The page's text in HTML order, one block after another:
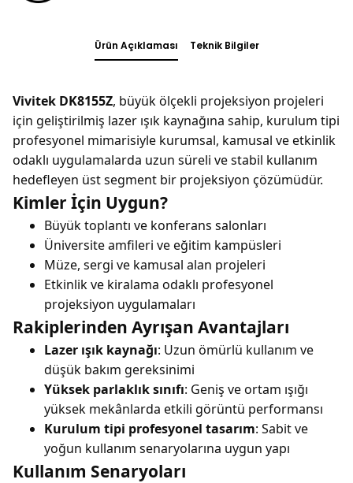
Ürün Açıklaması Teknik Bilgiler
Vivitek DK8155Z, büyük ölçekli projeksiyon projeleri
için geliştirilmiş lazer ışık kaynağına sahip, kurulum tipi
profesyonel mimarisiyle kurumsal, kamusal ve etkinlik
odaklı uygulamalarda uzun süreli ve stabil kullanım
hedefleyen üst segment bir projeksiyon çözümüdür.
Kimler İçin Uygun?
Büyük toplantı ve konferans salonları
Üniversite amfileri ve eğitim kampüsleri
Müze, sergi ve kamusal alan projeleri
Etkinlik ve kiralama odaklı profesyonel
projeksiyon uygulamaları
Rakiplerinden Ayrışan Avantajları
Lazer ışık kaynağı: Uzun ömürlü kullanım ve
düşük bakım gereksinimi
Yüksek parlaklık sınıfı: Geniş ve ortam ışığı
yüksek mekânlarda etkili görüntü performansı
Kurulum tipi profesyonel tasarım: Sabit ve
yoğun kullanım senaryolarına uygun yapı
Kullanım Senaryoları